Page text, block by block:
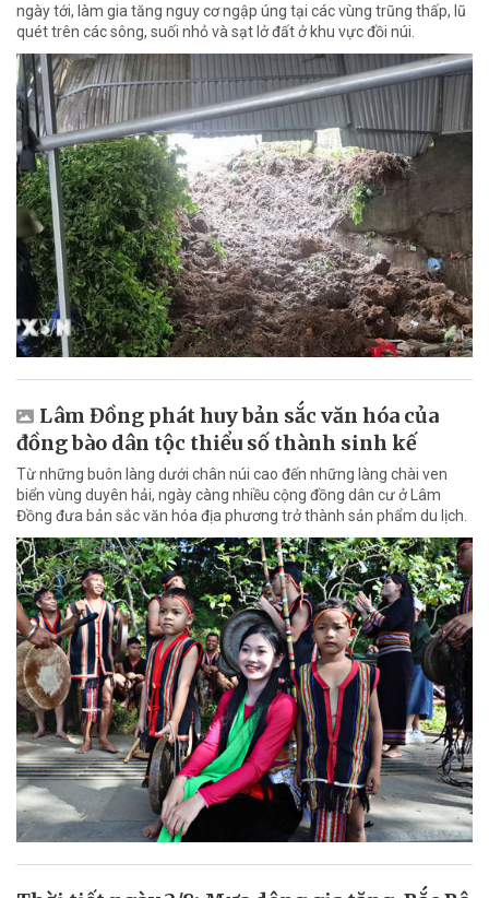
ngày tới, làm gia tăng nguy cơ ngập úng tại các vùng trũng thấp, lũ
quét trên các sông, suối nhỏ và sạt lở đất ở khu vực đồi núi.
Lâm Đồng phát huy bản sắc văn hóa của
đồng bào dân tộc thiểu số thành sinh kế
Từ những buôn làng dưới chân núi cao đến những làng chài ven
biển vùng duyên hải, ngày càng nhiều cộng đồng dân cư ở Lâm
Đồng đưa bản sắc văn hóa địa phương trở thành sản phẩm du lịch.